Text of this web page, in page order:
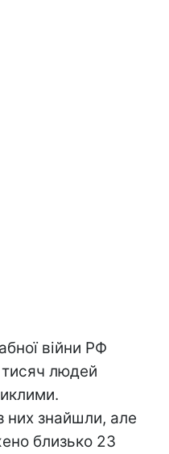
війни РФ
тисяч людей
них знайшли, але
близько 23